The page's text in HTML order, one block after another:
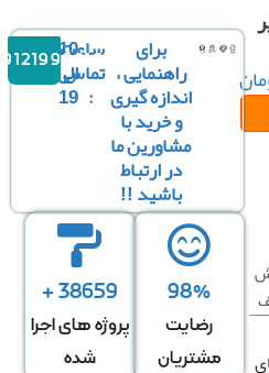
برای
راهنمایی ،
اندازه گیری
و خرید با
مشاورین ما
در ارتباط
باشید !!
ساعت
تماس
:
10
الی
19
09121996816
98%
رضایت
مشتریان
38659 +
پروژه های اجرا